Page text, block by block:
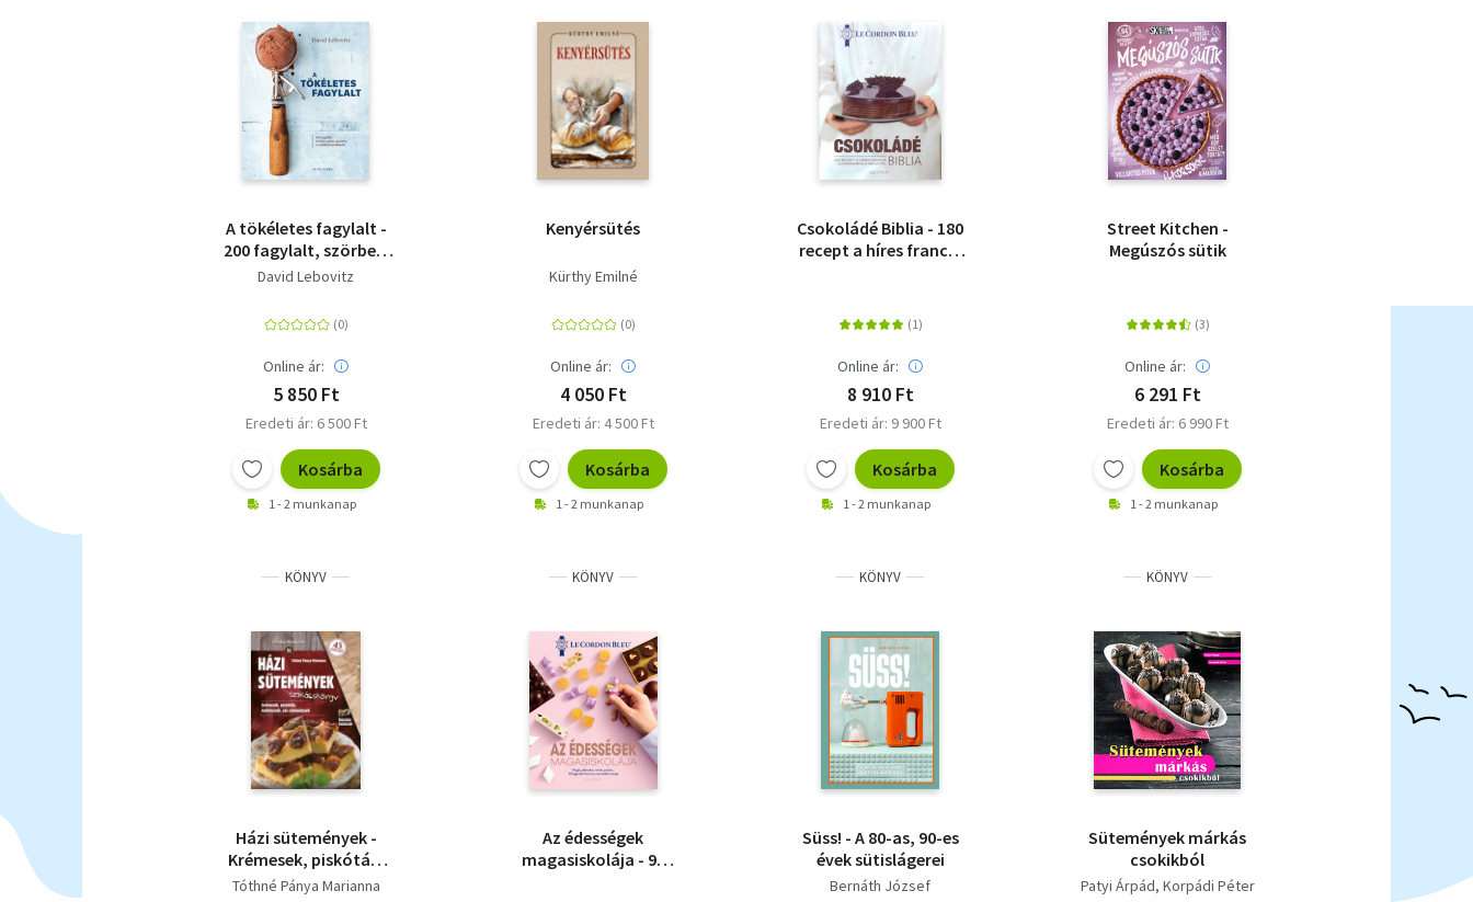
A tökéletes fagylalt -
200 fagylalt, szörbet,
gelato, granita, és
David Lebovitz
Online ár:
5 850 Ft
Eredeti ár: 6 500 Ft
Kosárba
1 - 2 munkanap
Kenyérsütés
Kürthy Emilné
Online ár:
4 050 Ft
Eredeti ár: 4 500 Ft
Kosárba
1 - 2 munkanap
Csokoládé Biblia - 180
recept a híres francia
Online ár:
8 910 Ft
Eredeti ár: 9 900 Ft
Kosárba
1 - 2 munkanap
Street Kitchen -
Megúszós sütik
Online ár:
6 291 Ft
Eredeti ár: 6 990 Ft
Kosárba
1 - 2 munkanap
KÖNYV
Házi sütemények -
Krémesek, piskóták,
kelttészták, sós
Tóthné Pánya Marianna
KÖNYV
Az édességek
magasiskolája - 90
KÖNYV
Süss! - A 80-as, 90-es
évek sütislágerei
Bernáth József
KÖNYV
Sütemények márkás
csokikból
Patyi Árpád Korpádi Péter